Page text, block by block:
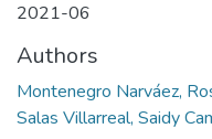
2021-06
Authors
Montenegro Narváez,
Salas Villarreal, Saidy